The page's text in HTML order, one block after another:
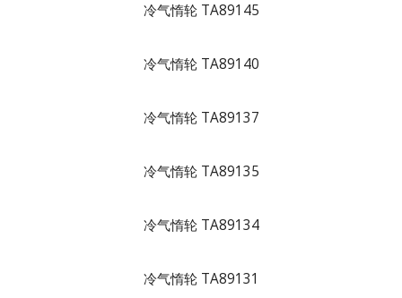
冷气惰轮 TA89145
冷气惰轮 TA89140
冷气惰轮 TA89137
冷气惰轮 TA89135
冷气惰轮 TA89134
冷气惰轮 TA89131